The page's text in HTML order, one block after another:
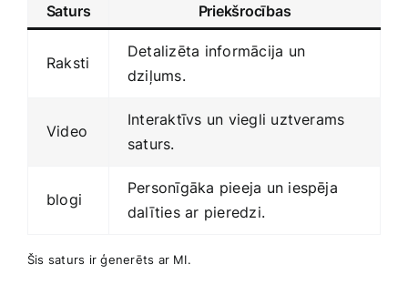
Saturs Priekšrocības
Raksti
Detalizēta​ informācija un
dziļums.
Video
Interaktīvs ‌un viegli ‍uztverams
‍saturs.
blogi
Personīgāka pieeja un iespēja
dalīties ar pieredzi.
Šis saturs ir ģenerēts‍ ar MI.